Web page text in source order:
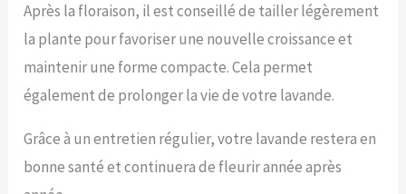
Après la floraison, il est conseillé de tailler légèrement
la plante pour favoriser une nouvelle croissance et
maintenir une forme compacte. Cela permet
également de prolonger la vie de votre lavande.
Grâce à un entretien régulier, votre lavande restera en
bonne santé et continuera de fleurir année après